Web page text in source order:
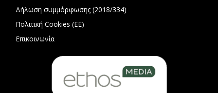
Δήλωση συμμόρφωσης (2018/334)
Πολιτική Cookies (ΕΕ)
Επικοινωνία